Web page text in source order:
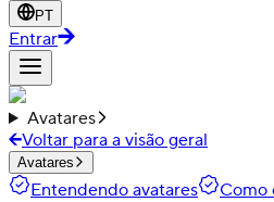
PT
Entrar
Avatares
Voltar para a visão geral
Avatares
Entendendo avatares
Como